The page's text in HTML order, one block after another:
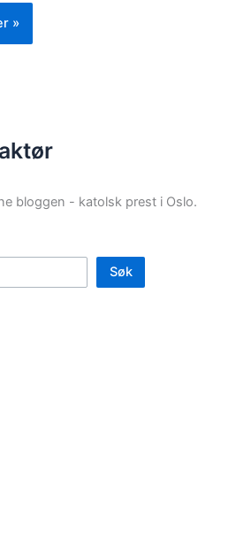
bloggen - katolsk prest i Oslo.
Søk